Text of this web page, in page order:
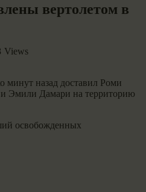
вертолетом в
Views
назад доставил Роми
Эмили Дамари на территорию
освобожденных